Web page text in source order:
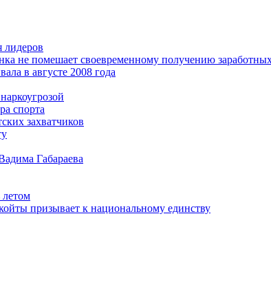
лидеров
не помешает своевременному получению
в августе 2008 года
спорта
захватчиков
Габараева
летом
призывает к национальному единству